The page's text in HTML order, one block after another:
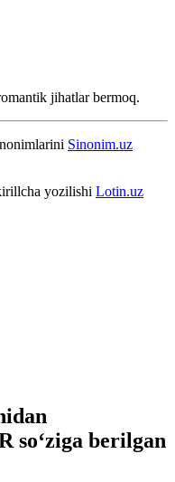
jihatlar bermoq.
Sinonim.uz
yozilishi Lotin.uz
berilgan